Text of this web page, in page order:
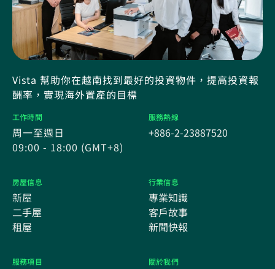
Vista 幫助你在越南找到最好的投資物件，提高投資報
酬率，實現海外置產的目標
工作時間
周一至週日
09:00 - 18:00 (GMT+8)
服務熱線
+886-2-23887520
房屋信息
新屋
二手屋
租屋
行業信息
專業知識
客戶故事
新聞快報
服務項目 關於我們